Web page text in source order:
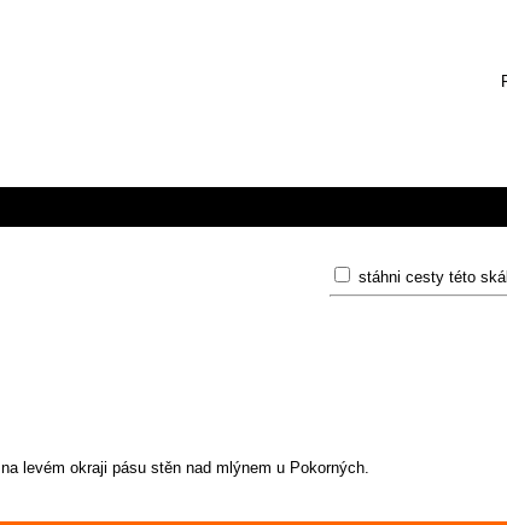
stáhni cesty této
levém okraji pásu stěn nad mlýnem u Pokorných.